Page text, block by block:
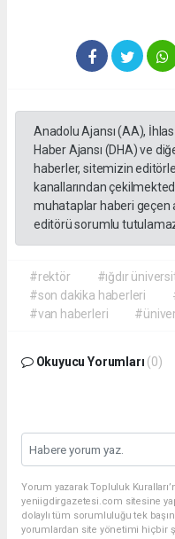
Anadolu Ajansı (AA),
Haber Ajansı (DHA) ve
haberler, sitemizin
kanallarından
muhataplar haberi geçen
editörü sorumlu
#rektör #ığdır
#son dakika haberleri
#van haberleri
Okuyucu Yorumları (0)
Yorum yazarak Topluluk
yeniigdirgazetesi.com sitesine
dolaylı tüm sorumluluğu tek
yorumlardan site yönetimi hiçbir